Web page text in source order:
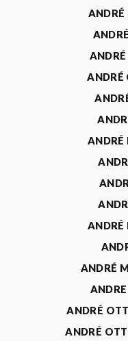
ANDRÉ
ANDRÉ
ANDRÉ
ANDRÉ
ANDRÉ
ANDRÉ
ANDRÉ
ANDRÉ